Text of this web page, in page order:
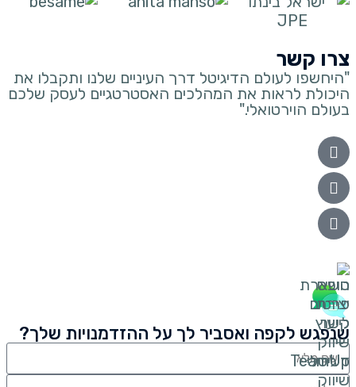
צרו קשר
"היחשפו לעולם הדיגיטל דרך העיניים שלנו ותקבלו את
היכולת לראות את המהלכים האסטרטגיים לעסק שלכם
בעולם הוירטואלי."
שנפגש לקפה ואסביר לך על ההזדמנויות שלך?